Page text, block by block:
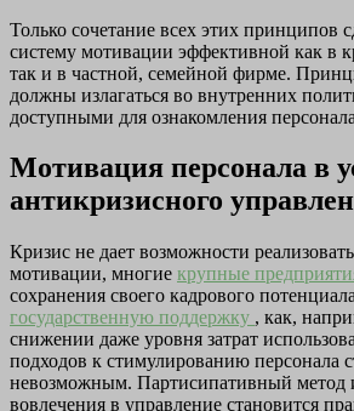
Только сочетание всех этих принципов
систему мотивации эффективной как в
так и в частной, семейной фирме.
должны излагаться во внутренних
доступными для ознакомления
Мотивация персонала в
антикризисного
Кризис не дает возможности
мотивации, многие крупные
сохранения своего кадрового
государственную поддержку , как,
снижении даже уровня затрат
подходов к стимулированию персонала
невозможным. Партисипативный метод
вовлечения в управление становится